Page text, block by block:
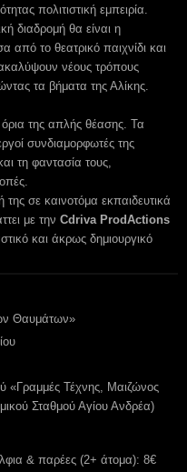
πολιτιστική εμπειρία.
διαδρομή θα είναι η
από το θεατρικό παιχνίδι και
νέους τρόπους
τα βήματα της Αλίκης.
της απλής θέασης. Τα
συνδιαμορφωτές της
τη φαντασία τους,
σε καινοτόμα εκπαιδευτικά
με την Cdriva ProdActions
και άκρως δημιουργικό
Θαυμάτων»
«Γραμμές Τέχνης, Μαιζώνος
Σταθμού Αγίου Ανδρέα)
& παρέες (2+ άτομα): 8€